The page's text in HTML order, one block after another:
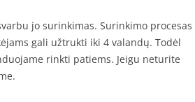
jo surinkimas. Surinkimo procesas
gali užtrukti iki 4 valandų. Todėl
rinkti patiems. Jeigu neturite